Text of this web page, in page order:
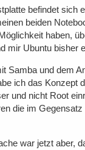
befindet sich
beiden
haben,
mir Ubuntu bisher
Samba und dem
ich das Konzept
und nicht Root
die im
war jetzt aber,